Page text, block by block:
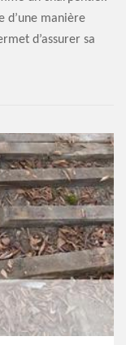
d’une manière
d’assurer sa